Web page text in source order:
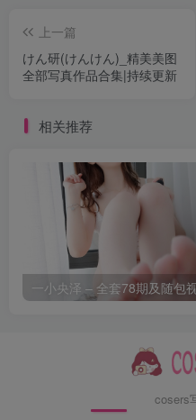
[12.17]
布丁大法 – NO.187 小蛋糕
布丁大法 – NO.185 抱抱
布丁大法 – NO.184 超好吃
[11.26]
上一篇
けん研(けんけん)_精美美图
全部写真作品合集|持续更新
相关推荐
cosers